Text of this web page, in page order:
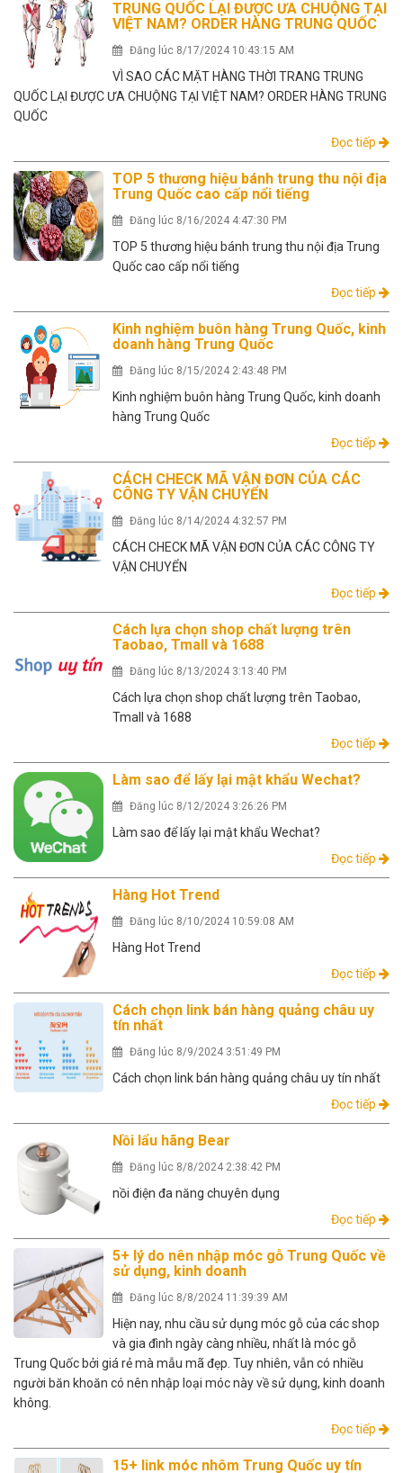
TRUNG QUỐC LẠI ĐƯỢC ƯA CHUỘNG TẠI
VIỆT NAM? ORDER HÀNG TRUNG QUỐC
Đăng lúc 8/17/2024 10:43:15 AM
VÌ SAO CÁC MẶT HÀNG THỜI TRANG TRUNG
QUỐC LẠI ĐƯỢC ƯA CHUỘNG TẠI VIỆT NAM? ORDER HÀNG TRUNG
QUỐC
Đọc tiếp
TOP 5 thương hiệu bánh trung thu nội địa
Trung Quốc cao cấp nổi tiếng
Đăng lúc 8/16/2024 4:47:30 PM
TOP 5 thương hiệu bánh trung thu nội địa Trung
Quốc cao cấp nổi tiếng
Đọc tiếp
Kinh nghiệm buôn hàng Trung Quốc, kinh
doanh hàng Trung Quốc
Đăng lúc 8/15/2024 2:43:48 PM
Kinh nghiệm buôn hàng Trung Quốc, kinh doanh
hàng Trung Quốc
Đọc tiếp
CÁCH CHECK MÃ VẬN ĐƠN CỦA CÁC
CÔNG TY VẬN CHUYỂN
Đăng lúc 8/14/2024 4:32:57 PM
CÁCH CHECK MÃ VẬN ĐƠN CỦA CÁC CÔNG TY
VẬN CHUYỂN
Đọc tiếp
Cách lựa chọn shop chất lượng trên
Taobao, Tmall và 1688
Đăng lúc 8/13/2024 3:13:40 PM
Cách lựa chọn shop chất lượng trên Taobao,
Tmall và 1688
Đọc tiếp
Làm sao để lấy lại mật khẩu Wechat?
Đăng lúc 8/12/2024 3:26:26 PM
Làm sao để lấy lại mật khẩu Wechat?
Đọc tiếp
Hàng Hot Trend
Đăng lúc 8/10/2024 10:59:08 AM
Hàng Hot Trend
Đọc tiếp
Cách chọn link bán hàng quảng châu uy
tín nhất
Đăng lúc 8/9/2024 3:51:49 PM
Cách chọn link bán hàng quảng châu uy tín nhất
Đọc tiếp
Nồi lẩu hãng Bear
Đăng lúc 8/8/2024 2:38:42 PM
nồi điện đa năng chuyên dụng
Đọc tiếp
5+ lý do nên nhập móc gỗ Trung Quốc về
sử dụng, kinh doanh
Đăng lúc 8/8/2024 11:39:39 AM
Hiện nay, nhu cầu sử dụng móc gỗ của các shop
và gia đình ngày càng nhiều, nhất là móc gỗ
Trung Quốc bởi giá rẻ mà mẫu mã đẹp. Tuy nhiên, vẫn có nhiều
người băn khoăn có nên nhập loại móc này về sử dụng, kinh doanh
không.
Đọc tiếp
15+ link móc nhôm Trung Quốc uy tín